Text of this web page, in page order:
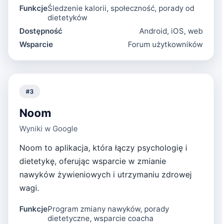
FunkcjeŚledzenie kalorii, społeczność, porady od
dietetyków
Dostępność
Android, iOS, web
Wsparcie
Forum użytkowników
#3
Noom
Wyniki w Google
Noom to aplikacja, która łączy psychologię i
dietetykę, oferując wsparcie w zmianie
nawyków żywieniowych i utrzymaniu zdrowej
wagi.
FunkcjeProgram zmiany nawyków, porady
dietetyczne, wsparcie coacha